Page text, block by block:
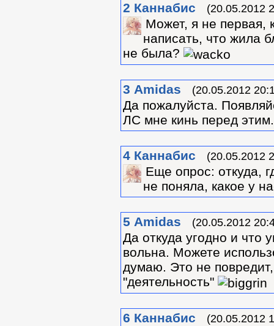
2 Каннабис (20.05.2012
Может, я не первая,
написать, что жила
не была?
3 Amidas (20.05.2012
Да пожалуйста.
ЛС мне кинь перед этим.
4 Каннабис (20.05.2012
Еще опрос: откуда,
не поняла, какое у
5 Amidas (20.05.2012
Да откуда угодно и что
вольна. Можете
думаю. Это не
"деятельность"
6 Каннабис (20.05.2012